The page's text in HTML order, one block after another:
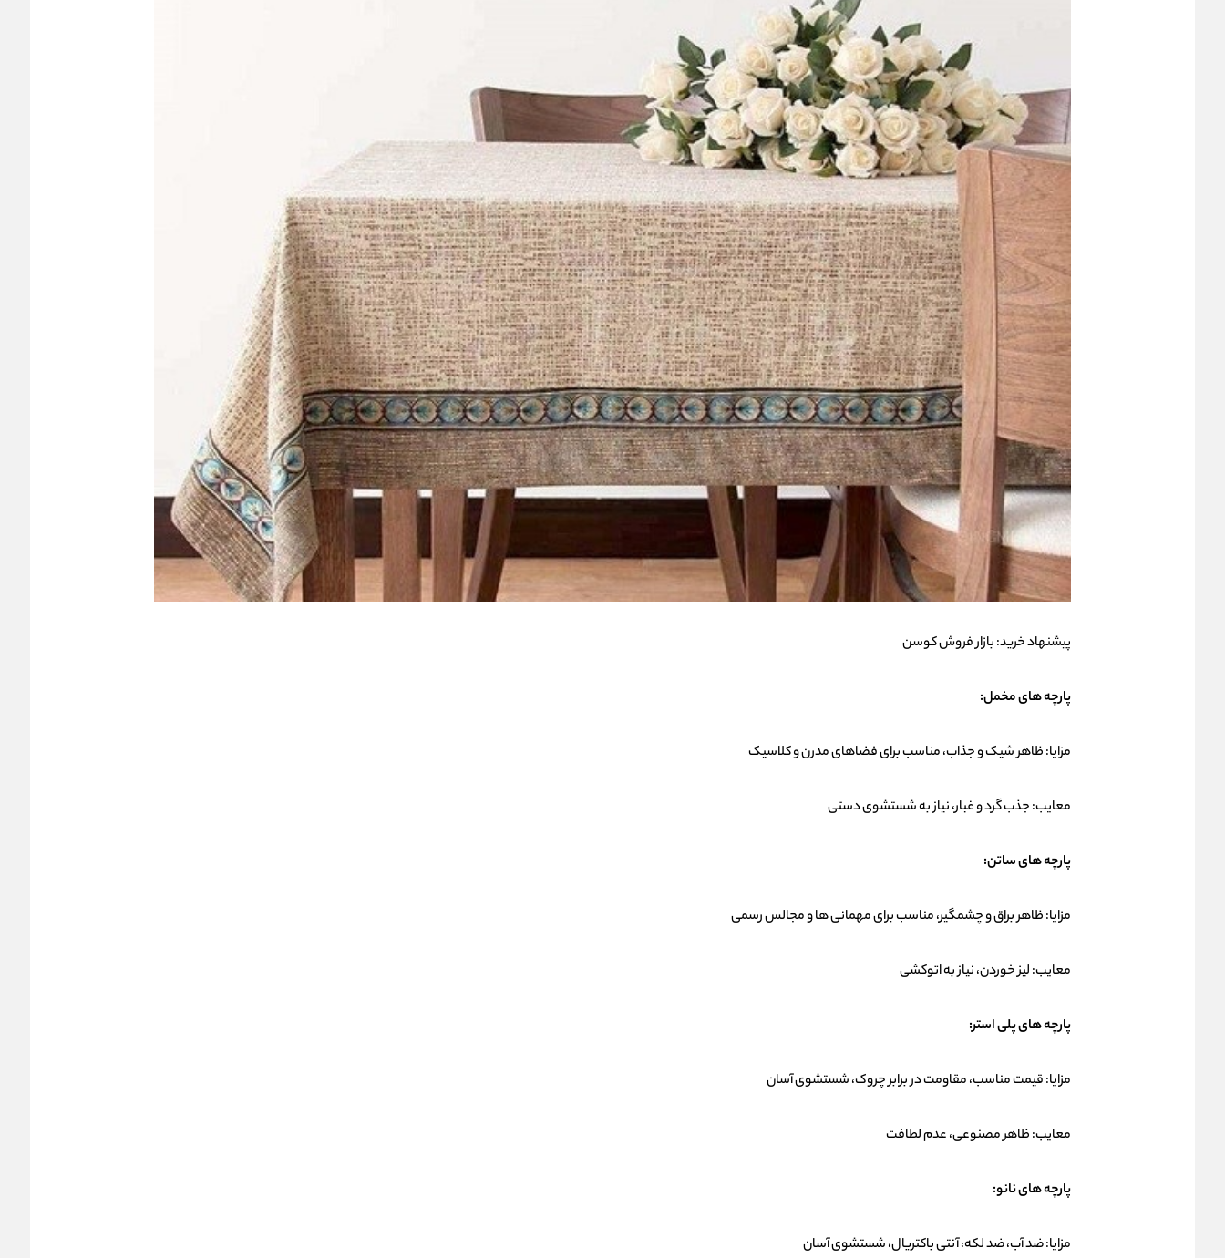
پیشنهاد خرید:بازار فروش کوسن
پارچه های مخمل:
مزایا: ظاهر شیک و جذاب، مناسب برای فضاهای مدرن و کلاسیک
معایب: جذب گرد و غبار، نیاز به شستشوی دستی
پارچه های ساتن:
مزایا: ظاهر براق و چشمگیر، مناسب برای مهمانی ها و مجالس رسمی
معایب: لیز خوردن، نیاز به اتوکشی
پارچه های پلی استر:
مزایا: قیمت مناسب، مقاومت در برابر چروک، شستشوی آسان
معایب: ظاهر مصنوعی، عدم لطافت
پارچه های نانو:
مزایا: ضد آب، ضد لکه، آنتی باکتریال، شستشوی آسان